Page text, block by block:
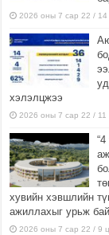
2026 оны 7 сар 22 / 14
хэлэлцжээ
2026 оны 7 сар 22 / 11
хувийн хэвшлийн
ажиллахыг урьж
2026 оны 7 сар 22 / 9